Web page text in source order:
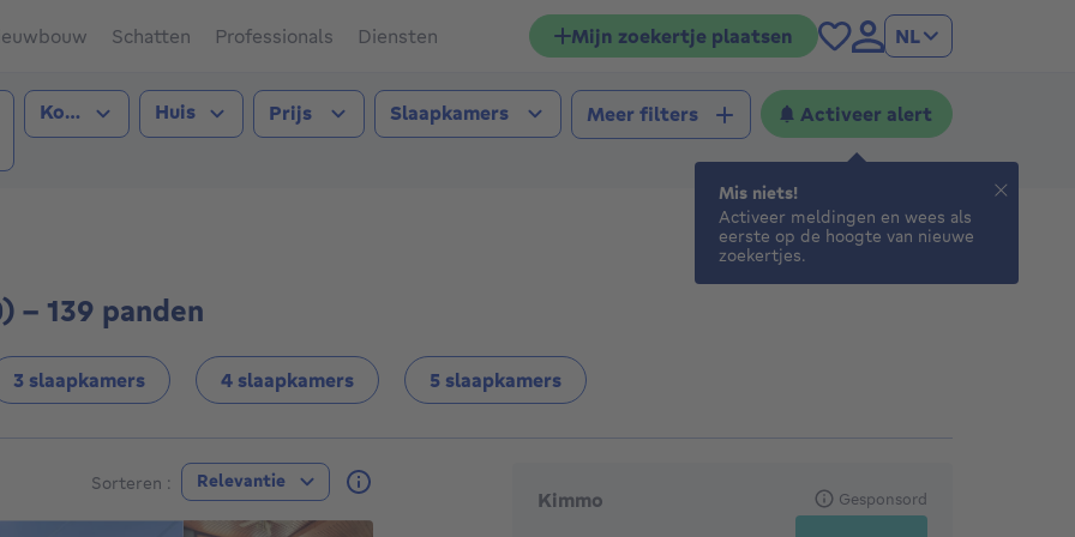
Schatten Professionals Diensten Mijn zoekertje plaatsen NL
(6200))
Type transactie
Kopen Type pand
Huis Prijs Slaapkamers Meer filters Activeer alert
- 139 panden
3 slaapkamers 4 slaapkamers 5 slaapkamers
Sorteren : Relevantie Aanbevolen agentschappen
Kimmo Gesponsord
Mis niets!
Activeer meldingen en wees als
eerste op de hoogte van nieuwe
zoekertjes.